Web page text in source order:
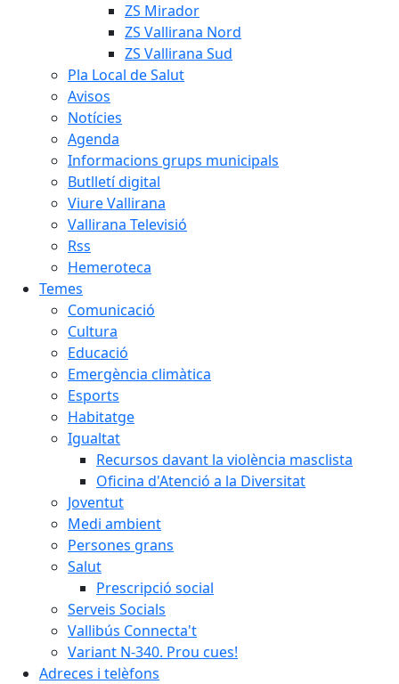
ZS Mirador
ZS Vallirana Nord
ZS Vallirana Sud
Pla Local de Salut
Avisos
Notícies
Agenda
Informacions grups municipals
Butlletí digital
Viure Vallirana
Vallirana Televisió
Rss
Hemeroteca
Temes
Comunicació
Cultura
Educació
Emergència climàtica
Esports
Habitatge
Igualtat
Recursos davant la violència masclista
Oficina d'Atenció a la Diversitat
Joventut
Medi ambient
Persones grans
Salut
Prescripció social
Serveis Socials
Vallibús Connecta't
Variant N-340. Prou cues!
Adreces i telèfons